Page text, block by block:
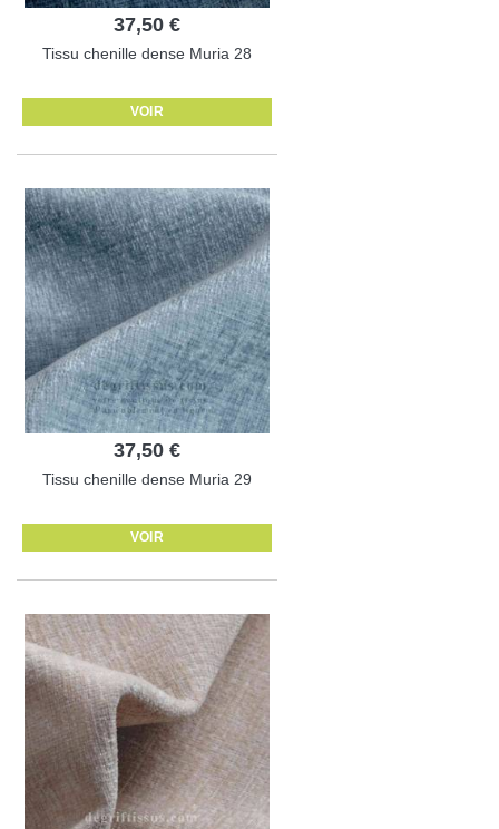
37,50 €
Tissu chenille dense Muria 28
VOIR
37,50 €
Tissu chenille dense Muria 29
VOIR